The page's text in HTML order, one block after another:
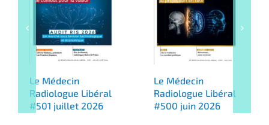
Le Médecin
Radiologue Libéral
#501 juillet 2026
Le Médecin
Radiologue Libéral
#500 juin 2026